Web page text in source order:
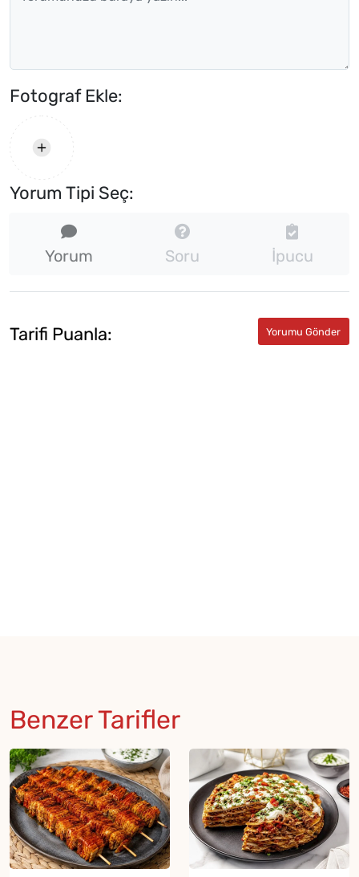
Fotograf Ekle:
Yorum Tipi Seç:
Yorum Soru İpucu
Tarifi Puanla:
Benzer Tarifler